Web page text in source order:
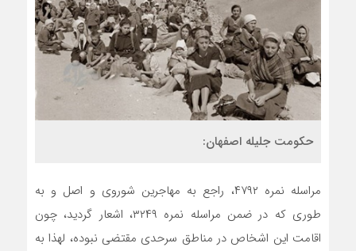
حکومت جليله اصفهان:
مراسله نمره ۴۷۹۲، راجع به مهاجرین شوروی و اصل و به
طوری که در ضمن مراسله نمره ۳۲۴۹، اشعار گردید، چون
اقامت این اشخاص در مناطق سرحدی مقتضی نبوده، لهذا به